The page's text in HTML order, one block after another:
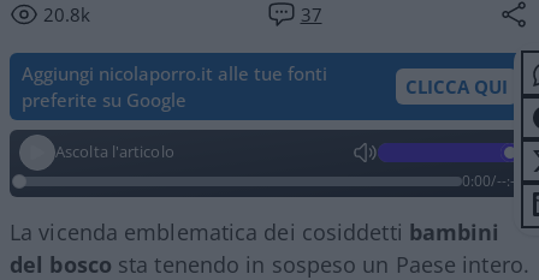
20.8k 37
Aggiungi nicolaporro.it alle tue fonti
preferite su Google
CLICCA QUI
Ascolta l'articolo
0:00/--:--
La vicenda emblematica dei cosiddetti bambini
del bosco sta tenendo in sospeso un Paese intero.